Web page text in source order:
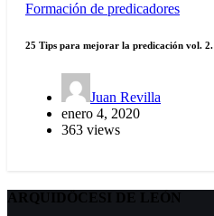
Formación de predicadores
25 Tips para mejorar la predicación vol. 2.
Juan Revilla
enero 4, 2020
363 views
ARQUIDÖCESI DE LEÓN